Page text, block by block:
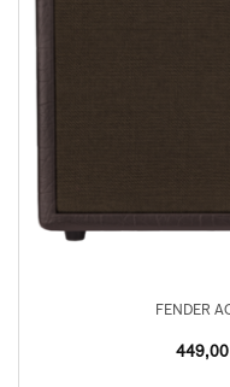
FENDER
449,00